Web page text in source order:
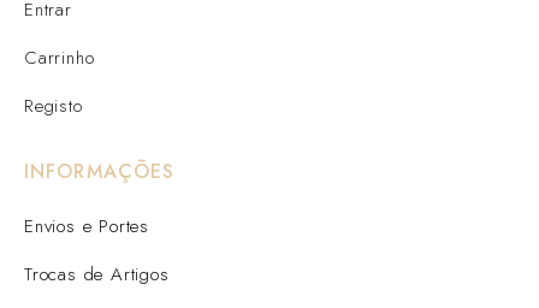
Entrar
Carrinho
Registo
INFORMAÇÕES
Envios e Portes
Trocas de Artigos